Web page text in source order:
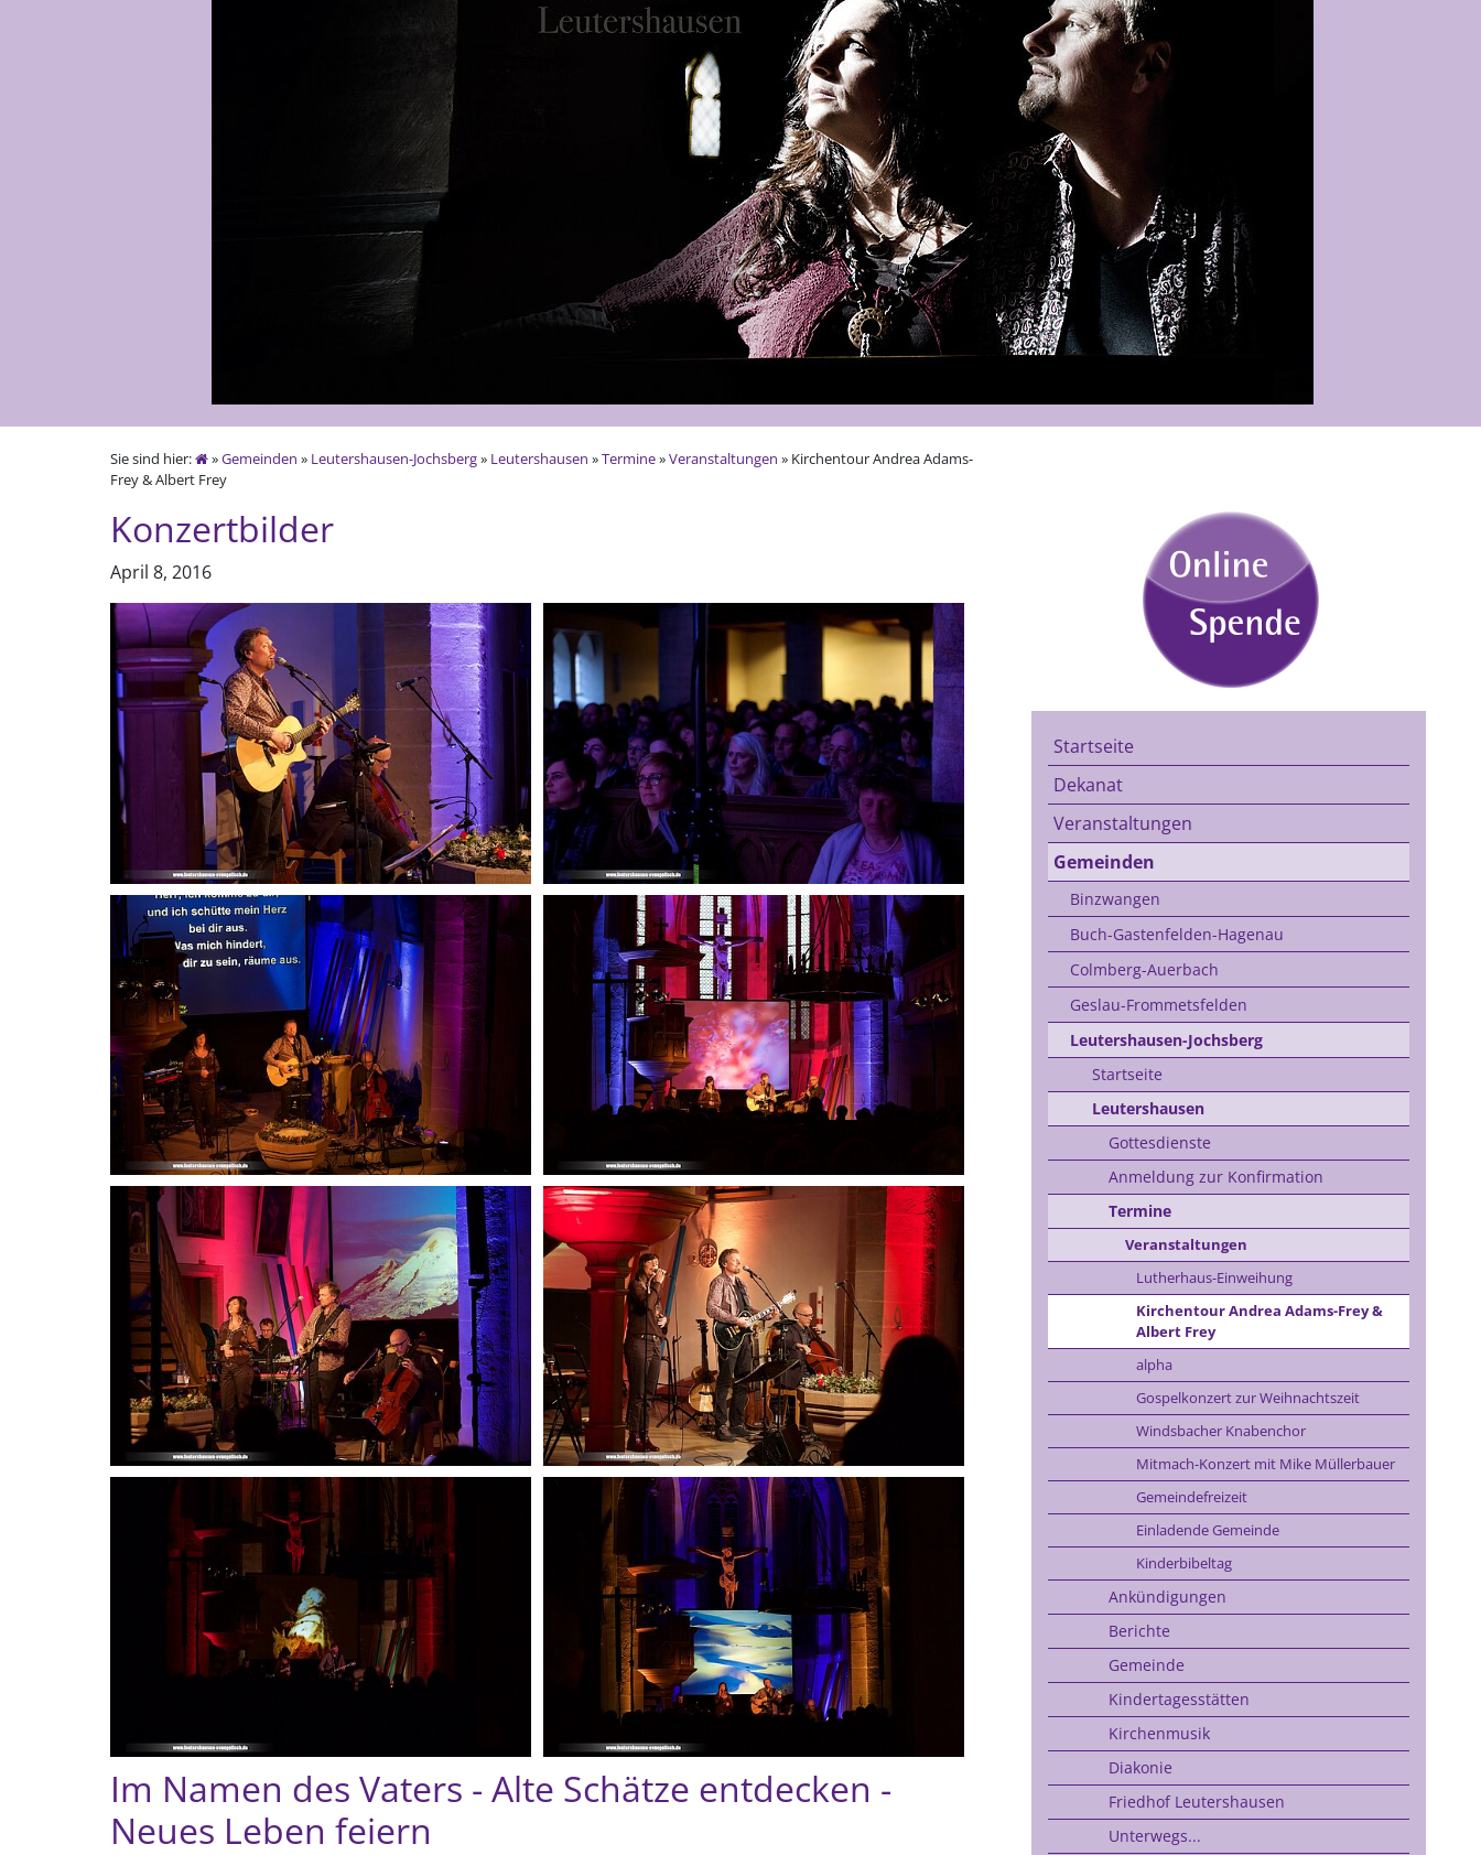
Sie sind hier: »Gemeinden » Leutershausen-Jochsberg» Leutershausen »Termine»Veranstaltungen » Kirchentour Andrea Adams-
Frey & Albert Frey
Konzertbilder
April 8, 2016
Im Namen des Vaters - Alte Schätze entdecken -
Neues Leben feiern
Startseite
Dekanat
Veranstaltungen
Gemeinden
Binzwangen
Buch-Gastenfelden-Hagenau
Colmberg-Auerbach
Geslau-Frommetsfelden
Leutershausen-Jochsberg
Startseite
Leutershausen
Gottesdienste
Anmeldung zur Konfirmation
Termine
Veranstaltungen
Lutherhaus-Einweihung
Kirchentour Andrea Adams-Frey &
Albert Frey
alpha
Gospelkonzert zur Weihnachtszeit
Windsbacher Knabenchor
Mitmach-Konzert mit Mike Müllerbauer
Gemeindefreizeit
Einladende Gemeinde
Kinderbibeltag
Ankündigungen
Berichte
Gemeinde
Kindertagesstätten
Kirchenmusik
Diakonie
Friedhof Leutershausen
Unterwegs...